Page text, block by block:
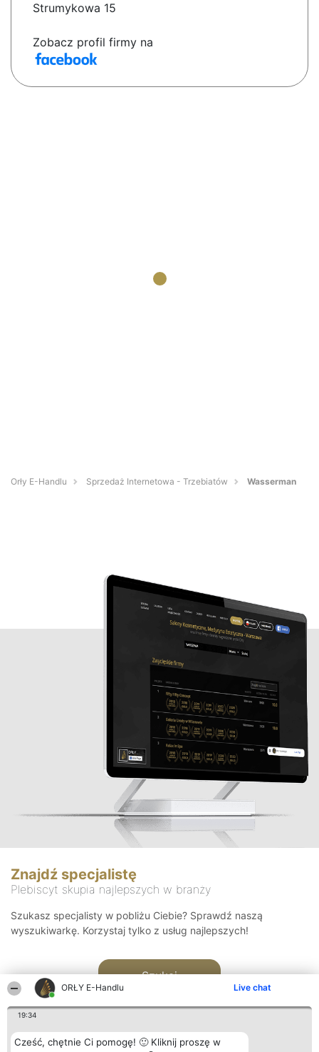
ORŁY E-Handlu Live chat
19:34
Cześć, chętnie Ci pomogę! 🙂 Kliknij proszę w
Strumykowa 15
Zobacz profil firmy na
Orły E-Handlu Sprzedaż Internetowa - Trzebiatów Wasserman
Znajdź specjalistę
Plebiscyt skupia najlepszych w branży
Szukasz specjalisty w pobliżu Ciebie? Sprawdź naszą
wyszukiwarkę. Korzystaj tylko z usług najlepszych!
Szukaj